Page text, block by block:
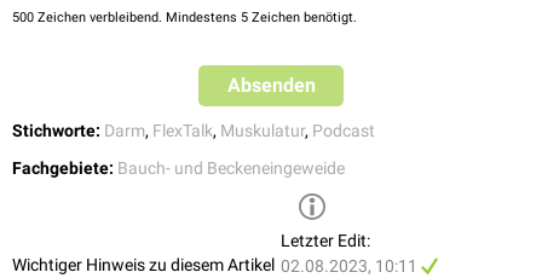
500 Zeichen verbleibend. Mindestens 5 Zeichen benötigt.
Absenden
Stichworte: Darm, FlexTalk, Muskulatur, Podcast
Fachgebiete: Bauch- und Beckeneingeweide
Wichtiger Hinweis zu diesem Artikel
Letzter Edit:
02.08.2023, 10:11